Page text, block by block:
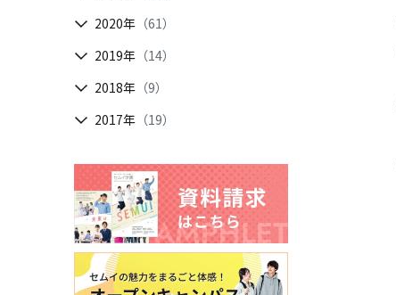
2020年 （61）
2019年 （14）
2018年 （9）
2017年 （19）